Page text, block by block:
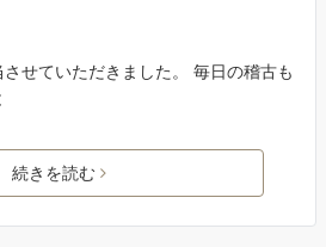
せていただきました。 毎日の稽古も
続きを読む